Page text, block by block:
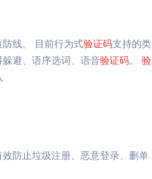
线。 目前行为式验证码支持的类
避、语序选词、语音验证码。 验
防止垃圾注册、恶意登录、删单